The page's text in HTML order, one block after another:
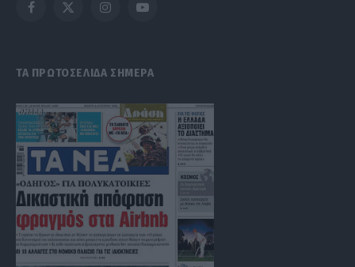
Facebook
X
InstagramYouTube
ΤΑ ΠΡΩΤΟΣΕΛΙΔΑ ΣΗΜΕΡΑ